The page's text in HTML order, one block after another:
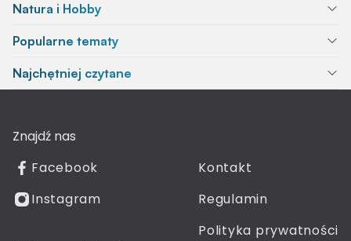
Natura i Hobby
Popularne tematy
Najchętniej czytane
Znajdź nas
Facebook
Instagram
Kontakt
Regulamin
Polityka prywatności